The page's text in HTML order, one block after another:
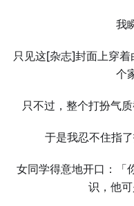
我
只见这[杂志]封面上穿着
个
只不过，整个打扮气
于是我忍不住指
女同学得意地开口：「
识，他可